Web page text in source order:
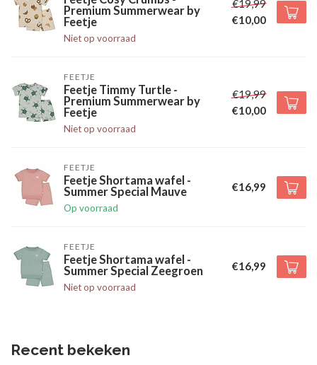
Premium Summerwear by
Feetje
Niet op voorraad
€19,99
€10,00
FEETJE
Feetje Timmy Turtle -
Premium Summerwear by
Feetje
Niet op voorraad
€19,99
€10,00
FEETJE
Feetje Shortama wafel -
Summer Special Mauve
Op voorraad
€16,99
FEETJE
Feetje Shortama wafel -
Summer Special Zeegroen
Niet op voorraad
€16,99
Recent bekeken